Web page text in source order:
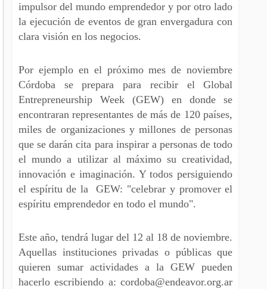
impulsor del mundo emprendedor y por otro lado
la ejecución de eventos de gran envergadura con
clara visión en los negocios.
Por ejemplo en el próximo mes de noviembre
Córdoba se prepara para recibir el Global
Entrepreneurship Week (GEW) en donde se
encontraran representantes de más de 120 países,
miles de organizaciones y millones de personas
que se darán cita para inspirar a personas de todo
el mundo a utilizar al máximo su creatividad,
innovación e imaginación. Y todos persiguiendo
el espíritu de la GEW: "celebrar y promover el
espíritu emprendedor en todo el mundo".
Este año, tendrá lugar del 12 al 18 de noviembre.
Aquellas instituciones privadas o públicas que
quieren sumar actividades a la GEW pueden
hacerlo escribiendo a: cordoba@endeavor.org.ar